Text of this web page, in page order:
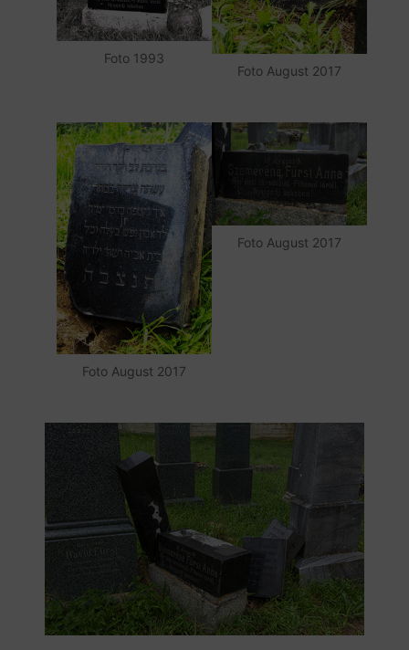
Foto 1993
Foto August 2017
Foto August 2017
Foto August 2017